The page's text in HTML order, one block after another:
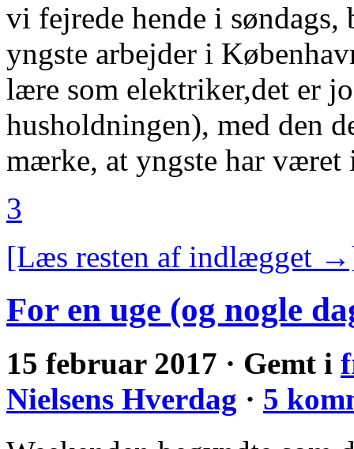
vi fejrede hende i
yngste arbejder i
lære som elektriker,det er
husholdningen), med den
mærke, at yngste har
3
[Læs resten af indlægget
For en uge (og nogle
15 februar 2017 · Gemt i
Nielsens Hverdag · 5